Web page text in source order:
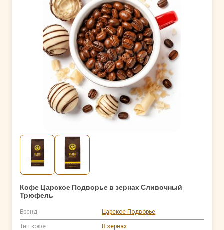
Кофе Царское Подворье в зернах Сливочный
Трюфель
Бренд Царское Подворье
Тип кофе В зернах